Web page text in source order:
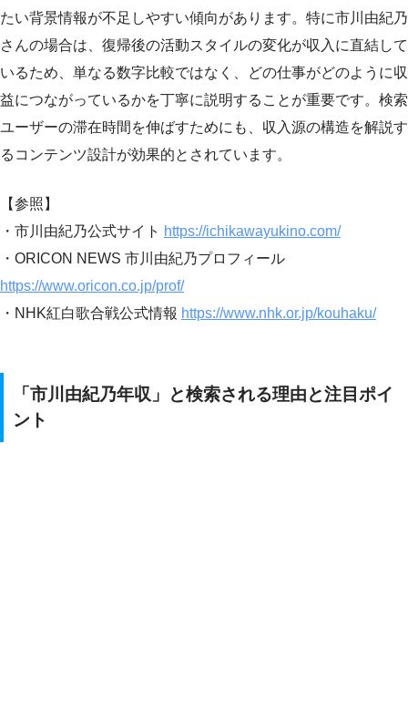
たい背景情報が不足しやすい傾向があります。特に市川由紀乃
さんの場合は、復帰後の活動スタイルの変化が収入に直結して
いるため、単なる数字比較ではなく、どの仕事がどのように収
益につながっているかを丁寧に説明することが重要です。検索
ユーザーの滞在時間を伸ばすためにも、収入源の構造を解説す
るコンテンツ設計が効果的とされています。
【参照】
・市川由紀乃公式サイト https://ichikawayukino.com/
・ORICON NEWS 市川由紀乃プロフィール
https://www.oricon.co.jp/prof/
・NHK紅白歌合戦公式情報 https://www.nhk.or.jp/kouhaku/
「市川由紀乃年収」と検索される理由と注目ポイ
ント